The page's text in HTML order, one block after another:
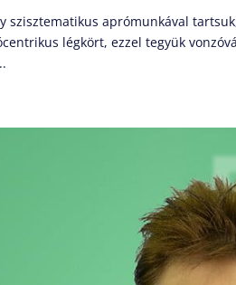
szisztematikus aprómunkával
légkört, ezzel tegyük